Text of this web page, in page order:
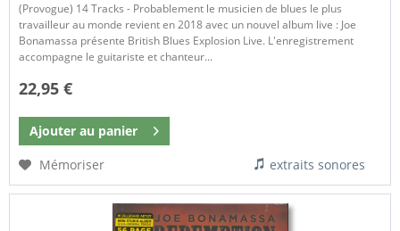
(Provogue) 14 Tracks - Probablement le musicien de blues le plus
travailleur au monde revient en 2018 avec un nouvel album live : Joe
Bonamassa présente British Blues Explosion Live. L'enregistrement
accompagne le guitariste et chanteur...
22,95 €
Ajouter au panier
Mémoriser
extraits sonores